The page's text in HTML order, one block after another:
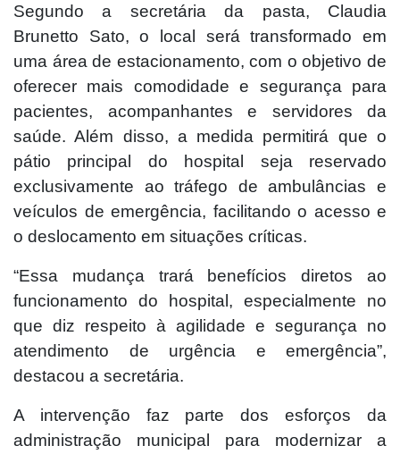
Segundo a secretária da pasta, Claudia
Brunetto Sato, o local será transformado em
uma área de estacionamento, com o objetivo de
oferecer mais comodidade e segurança para
pacientes, acompanhantes e servidores da
saúde. Além disso, a medida permitirá que o
pátio principal do hospital seja reservado
exclusivamente ao tráfego de ambulâncias e
veículos de emergência, facilitando o acesso e
o deslocamento em situações críticas.
“Essa mudança trará benefícios diretos ao
funcionamento do hospital, especialmente no
que diz respeito à agilidade e segurança no
atendimento de urgência e emergência”,
destacou a secretária.
A intervenção faz parte dos esforços da
administração municipal para modernizar a